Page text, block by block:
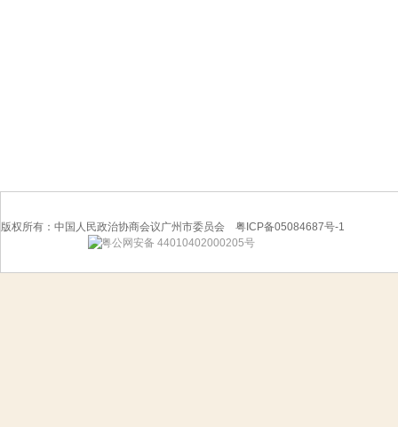
版权所有：中国人民政治协商会议广州市委员会 粤ICP备05084687号-1
粤公网安备 44010402000205号